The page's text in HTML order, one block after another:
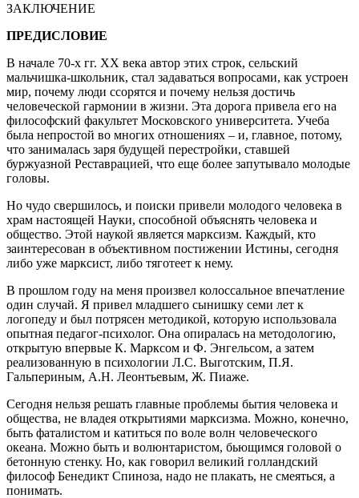
ЗАКЛЮЧЕНИЕ
ПРЕДИСЛОВИЕ
В начале 70-х гг. ХХ века автор этих строк, сельский
мальчишка-школьник, стал задаваться вопросами, как устроен
мир, почему люди ссорятся и почему нельзя достичь
человеческой гармонии в жизни. Эта дорога привела его на
философский факультет Московского университета. Учеба
была непростой во многих отношениях – и, главное, потому,
что занималась заря будущей перестройки, ставшей
буржуазной Реставрацией, что еще более запутывало молодые
головы.
Но чудо свершилось, и поиски привели молодого человека в
храм настоящей Науки, способной объяснять человека и
общество. Этой наукой является марксизм. Каждый, кто
заинтересован в объективном постижении Истины, сегодня
либо уже марксист, либо тяготеет к нему.
В прошлом году на меня произвел колоссальное впечатление
один случай. Я привел младшего сынишку семи лет к
логопеду и был потрясен методикой, которую использовала
опытная педагог-психолог. Она опиралась на методологию,
открытую впервые К. Марксом и Ф. Энгельсом, а затем
реализованную в психологии Л.С. Выготским, П.Я.
Гальпериным, А.Н. Леонтьевым, Ж. Пиаже.
Сегодня нельзя решать главные проблемы бытия человека и
общества, не владея открытиями марксизма. Можно, конечно,
быть фаталистом и катиться по воле волн человеческого
океана. Можно быть и волюнтаристом, бьющимся головой о
бетонную стенку. Но, как говорил великий голландский
философ Бенедикт Спиноза, надо не плакать, не смеяться, а
понимать.